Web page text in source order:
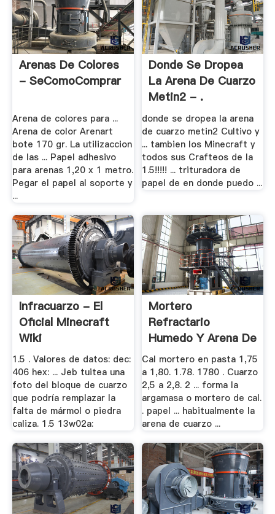
Arenas De Colores
- SeComoComprar
Arena de colores para ...
Arena de color Arenart
bote 170 gr. La utilizaccion
de las ... Papel adhesivo
para arenas 1,20 x 1 metro.
Pegar el papel al soporte y
...
Donde Se Dropea
La Arena De Cuarzo
Metin2 - .
donde se dropea la arena
de cuarzo metin2 Cultivo y
... tambien los Minecraft y
todos sus Crafteos de la
1.5!!!!! ... trituradora de
papel de en donde puedo ...
Infracuarzo - El
Oficial Minecraft
Wiki
1.5 . Valores de datos: dec:
406 hex: ... Jeb tuitea una
foto del bloque de cuarzo
que podría remplazar la
falta de mármol o piedra
caliza. 1.5 13w02a:
Mortero
Refractario
Humedo Y Arena De
Cuarzo
Cal mortero en pasta 1,75
a 1,80. 1.78. 1780 . Cuarzo
2,5 a 2,8. 2 ... forma la
argamasa o mortero de cal.
. papel ... habitualmente la
arena de cuarzo ...